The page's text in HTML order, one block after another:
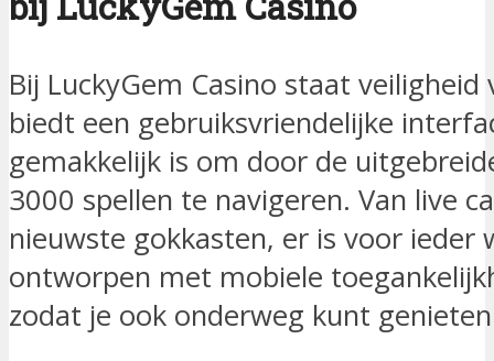
Bij LuckyGem Casino staat
biedt een gebruiksvriendelijke
gemakkelijk is om door de
3000 spellen te navigeren. Van live
nieuwste gokkasten, er is voor ieder
ontworpen met mobiele
zodat je ook onderweg kunt